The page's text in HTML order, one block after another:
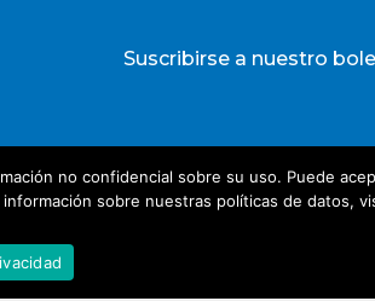
Suscribirse a nuestro
Política de Privacidad
no confidencial sobre su uso. Puede
sobre nuestras políticas de datos,